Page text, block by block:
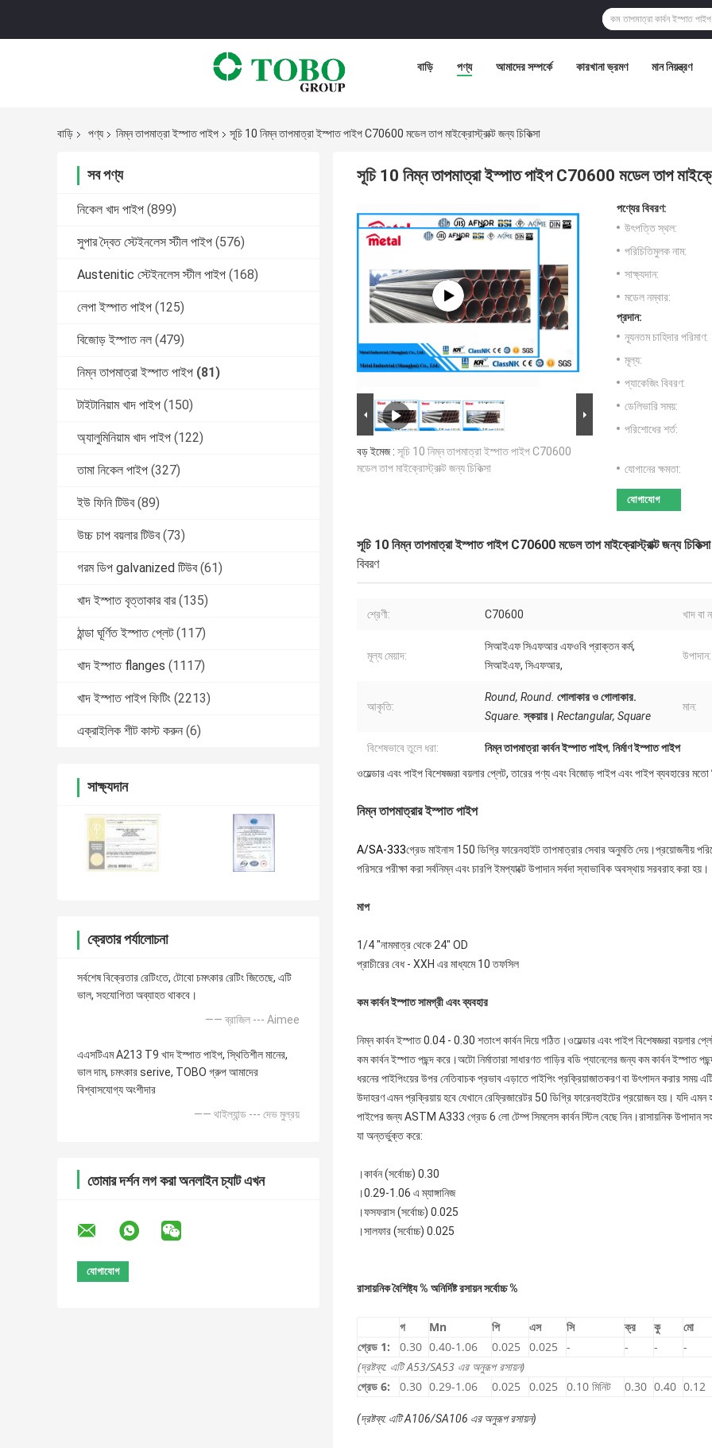
বাড়ি পণ্য আমাদের সম্পর্কে কারখানা ভ্রমণ মান নিয়ন্ত্রণ
বাড়ি পণ্য নিম্ন তাপমাত্রা ইস্পাত পাইপ সূচি 10 নিম্ন তাপমাত্রা ইস্পাত পাইপ C70600 মডেল তাপ মাইক্রোস্ট্রাক্ট জন্য চিকিত্সা
সব পণ্য
নিকেল খাদ পাইপ (899)
সুপার দ্বৈত স্টেইনলেস স্টীল পাইপ (576)
Austenitic স্টেইনলেস স্টীল পাইপ (168)
লেপা ইস্পাত পাইপ (125)
বিজোড় ইস্পাত নল (479)
নিম্ন তাপমাত্রা ইস্পাত পাইপ (81)
টাইটানিয়াম খাদ পাইপ (150)
অ্যালুমিনিয়াম খাদ পাইপ (122)
তামা নিকেল পাইপ (327)
ইউ ফিনি টিউব (89)
উচ্চ চাপ বয়লার টিউব (73)
গরম ডিপ galvanized টিউব (61)
খাদ ইস্পাত বৃত্তাকার বার (135)
ঠান্ডা ঘূর্ণিত ইস্পাত প্লেট (117)
খাদ ইস্পাত flanges (1117)
খাদ ইস্পাত পাইপ ফিটিং (2213)
এক্রাইলিক শীট কাস্ট করুন (6)
সাক্ষ্যদান
ক্রেতার পর্যালোচনা
সর্বশেষ বিক্রেতার রেটিংতে, টোবো চমৎকার রেটিং জিতেছে, এটি
ভাল, সহযোগিতা অব্যাহত থাকবে।
—— ব্রাজিল --- Aimee
এএসটিএম A213 T9 খাদ ইস্পাত পাইপ, স্থিতিশীল মানের,
ভাল দাম, চমৎকার serive, TOBO গ্রুপ আমাদের
বিশ্বাসযোগ্য অংশীদার
—— থাইল্যান্ড --- দেভ মুল্রয়
তোমার দর্শন লগ করা অনলাইন চ্যাট এখন
সূচি 10 নিম্ন তাপমাত্রা ইস্পাত পাইপ C70600 মডেল তাপ
বড় ইমেজ : সূচি 10 নিম্ন তাপমাত্রা ইস্পাত পাইপ C70600
মডেল তাপ মাইক্রোস্ট্রাক্ট জন্য চিকিত্সা
পণ্যের বিবরণ:
উৎপত্তি স্থল:
পরিচিতিমুলক নাম:
সাক্ষ্যদান:
মডেল নম্বার:
প্রদান:
ন্যূনতম চাহিদার পরিমাণ:
মূল্য:
প্যাকেজিং বিবরণ:
ডেলিভারি সময়:
পরিশোধের শর্ত:
যোগানের ক্ষমতা:
যোগাযোগ
সূচি 10 নিম্ন তাপমাত্রা ইস্পাত পাইপ C70600 মডেল তাপ মাইক্রোস্ট্রাক্ট জন্য চিকিত্সা
বিবরণ
শ্রেণী: C70600 খাদ বা
মূল্য মেয়াদ:
সিআইএফ সিএফআর এফওবি প্রাক্তন কর্ম,
সিআইএফ, সিএফআর,
উপাদান:
আকৃতি:
Round, Round. গোলাকার ও গোলাকার.
Square. স্কয়ার। Rectangular, Square
মান:
বিশেষভাবে তুলে ধরা: নিম্ন তাপমাত্রা কার্বন ইস্পাত পাইপ, নির্মাণ ইস্পাত পাইপ
ওয়েল্ডার এবং পাইপ বিশেষজ্ঞরা বয়লার প্লেট, তারের পণ্য এবং বিজোড় পাইপ এবং পাইপ ব্যবহারের
নিম্ন তাপমাত্রার ইস্পাত পাইপ
A/SA-333গ্রেড মাইনাস 150 ডিগ্রি ফারেনহাইট তাপমাত্রার সেবার অনুমতি দেয়।প্রয়োজনীয়
পরিসরে পরীক্ষা করা সর্বনিম্ন এবং চারপি ইমপ্যাক্টে উপাদান সর্বদা স্বাভাবিক অবস্থায় সরবরাহ করা হয়।
মাপ
1/4 "নামমাত্র থেকে 24" OD
প্রাচীরের বেধ - XXH এর মাধ্যমে 10 তফসিল
কম কার্বন ইস্পাত সামগ্রী এবং ব্যবহার
নিম্ন কার্বন ইস্পাত 0.04 - 0.30 শতাংশ কার্বন দিয়ে গঠিত।ওয়েল্ডার এবং পাইপ বিশেষজ্ঞরা বয়লার
কম কার্বন ইস্পাত পছন্দ করে।অটো নির্মাতারা সাধারণত গাড়ির বডি প্যানেলের জন্য কম কার্বন ইস্পাত
ধরনের পাইপিংয়ের উপর নেতিবাচক প্রভাব এড়াতে পাইপিং প্রক্রিয়াজাতকরণ বা উৎপাদন করার সময়
উদাহরণ এমন প্রক্রিয়ায় হবে যেখানে রেফ্রিজারেটর 50 ডিগ্রি ফারেনহাইটের প্রয়োজন হয়। যদি
পাইপের জন্য ASTM A333 গ্রেড 6 লো টেম্প সিমলেস কার্বন স্টিল বেছে নিন।রাসায়নিক উপাদান
যা অন্তর্ভুক্ত করে:
।কার্বন (সর্বোচ্চ) 0.30
।0.29-1.06 এ ম্যাঙ্গানিজ
।ফসফরাস (সর্বোচ্চ) 0.025
।সালফার (সর্বোচ্চ) 0.025
রাসায়নিক বৈশিষ্ট্য % অনির্দিষ্ট রসায়ন সর্বোচ্চ %
গ Mn পি এস সি ক্র কু
মো
গ্রেড 1:
0.30 0.40-1.06 0.025 0.025 - - -
-
(দ্রষ্টব্য: এটি A53/SA53 এর অনুরূপ রসায়ন)
গ্রেড 6:
0.30 0.29-1.06 0.025 0.025 0.10 মিনিট 0.30 0.40 0.12
(দ্রষ্টব্য: এটি A106/SA106 এর অনুরূপ রসায়ন)